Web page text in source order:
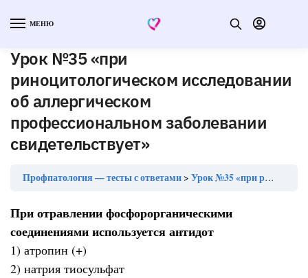
МЕНЮ
Урок №35 «при
риноцитологическом исследовании
об аллергическом
профессиональном заболевании
свидетельствует»
Профпатология — тесты с ответами Урок №35 «при риноцитологическом исследовании об аллергическом профессиональном заболевании свидетельствует»
При отравлении фосфорорганическими
соединениями используется антидот
1) атропин (+)
2) натрия тиосульфат